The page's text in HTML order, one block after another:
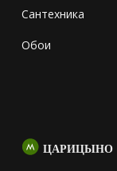
Сантехника
Обои
ЦАРИЦЫНО